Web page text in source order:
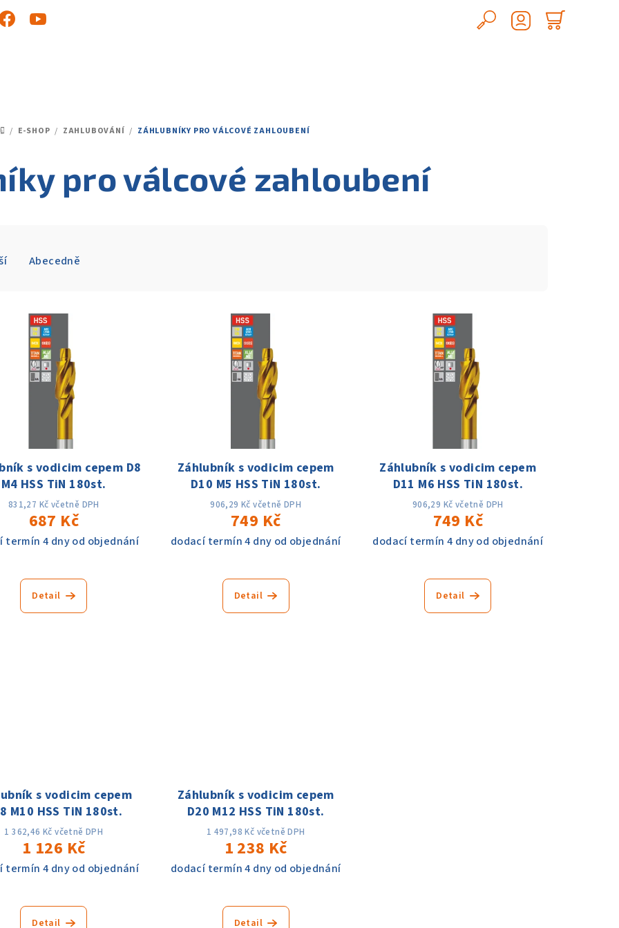
Hledat
DOMŮ
/ E-SHOP / ZAHLUBOVÁNÍ / ZÁHLUBNÍKY PRO VÁLCOVÉ ZAHLOUBENÍ
pro válcové zahloubení
Abecedně
s vodicim cepem D8
M4 HSS TiN 180st.
831,27 Kč včetně DPH
687 Kč
termín 4 dny od objednání
Detail
Záhlubník s vodicim cepem
D10 M5 HSS TiN 180st.
906,29 Kč včetně DPH
749 Kč
dodací termín 4 dny od objednání
Detail
Záhlubník s vodicim cepem
D11 M6 HSS TiN 180st.
906,29 Kč včetně DPH
749 Kč
dodací termín 4 dny od objednání
Detail
s vodicim cepem
M10 HSS TiN 180st.
1 362,46 Kč včetně DPH
1 126 Kč
termín 4 dny od objednání
Detail
Záhlubník s vodicim cepem
D20 M12 HSS TiN 180st.
1 497,98 Kč včetně DPH
1 238 Kč
dodací termín 4 dny od objednání
Detail